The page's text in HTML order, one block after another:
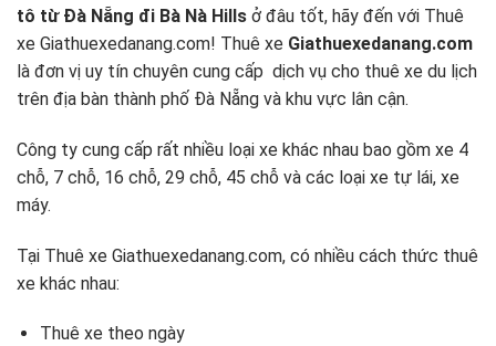
tô từ Đà Nẵng đi Bà Nà Hills ở đâu tốt, hãy đến với Thuê
xe Giathuexedanang.com! Thuê xe Giathuexedanang.com
là đơn vị uy tín chuyên cung cấp dịch vụ cho thuê xe du lịch
trên địa bàn thành phố Đà Nẵng và khu vực lân cận.
Công ty cung cấp rất nhiều loại xe khác nhau bao gồm xe 4
chỗ, 7 chỗ, 16 chỗ, 29 chỗ, 45 chỗ và các loại xe tự lái, xe
máy.
Tại Thuê xe Giathuexedanang.com, có nhiều cách thức thuê
xe khác nhau:
Thuê xe theo ngày